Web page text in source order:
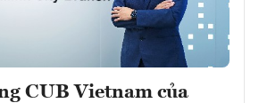
CUB Vietnam của